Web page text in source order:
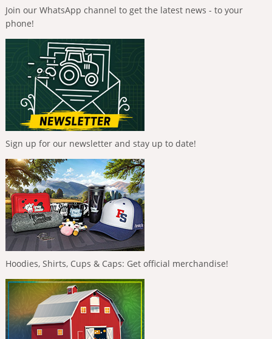
Join our WhatsApp channel to get the latest news - to your
phone!
Sign up for our newsletter and stay up to date!
Hoodies, Shirts, Cups & Caps: Get official merchandise!